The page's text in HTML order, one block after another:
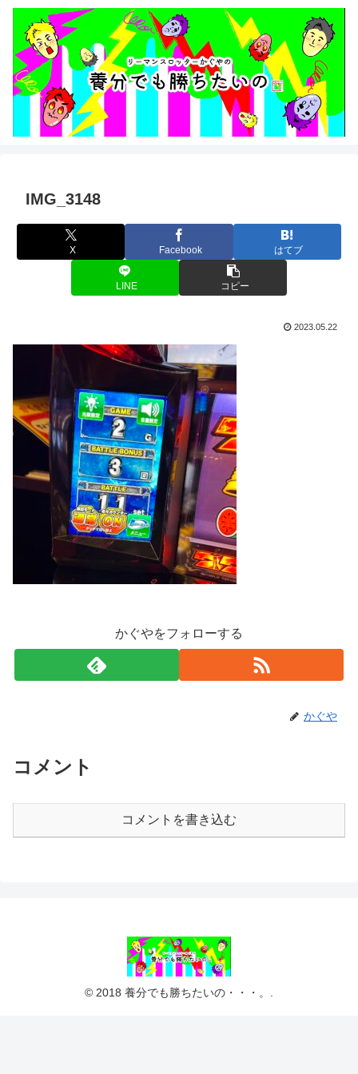
IMG_3148
X Facebook はてブ
LINE コピー
2023.05.22
かぐやをフォローする
かぐや
コメント
コメントを書き込む
© 2018 養分でも勝ちたいの・・・。.